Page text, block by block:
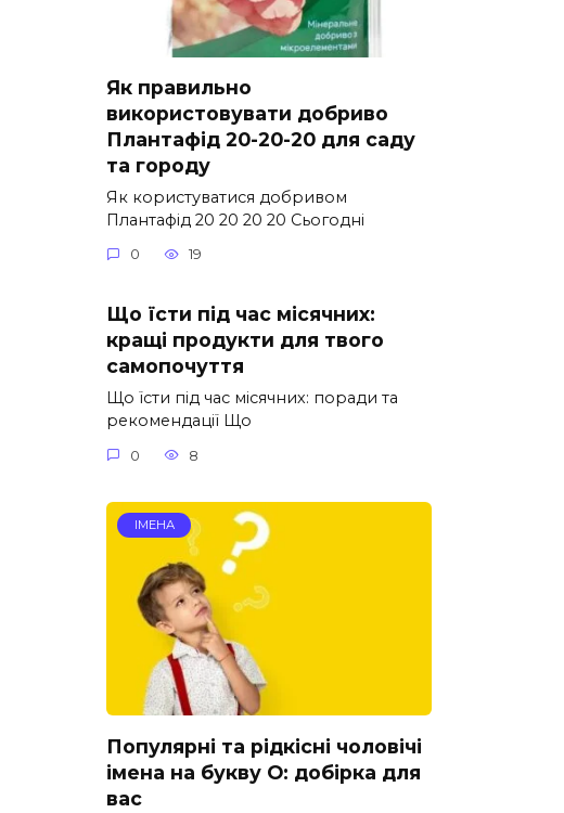
Як правильно
використовувати добриво
Плантафід 20-20-20 для саду
та городу
Як користуватися добривом
Плантафід 20 20 20 20 Сьогодні
0 19
Що їсти під час місячних:
кращі продукти для твого
самопочуття
Що їсти під час місячних: поради та
рекомендації Що
0 8
ІМЕНА
Популярні та рідкісні чоловічі
імена на букву О: добірка для
вас